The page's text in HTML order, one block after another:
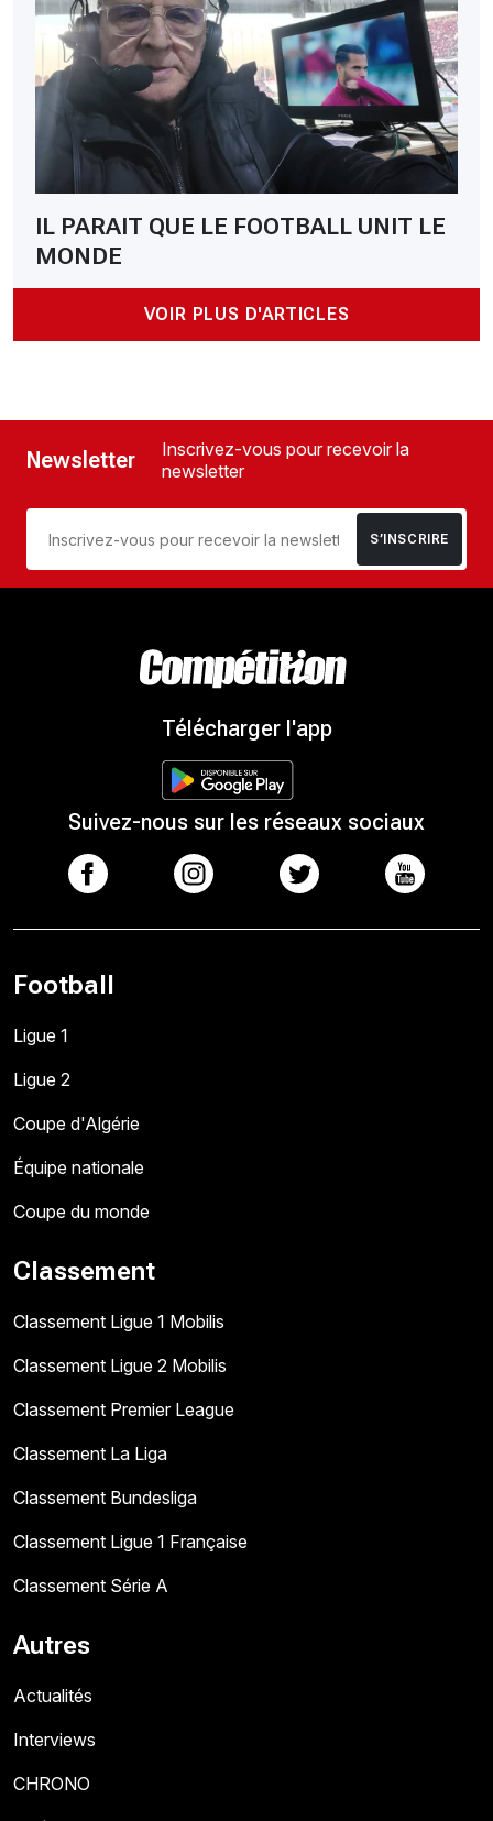
IL PARAIT QUE LE FOOTBALL UNIT LE
MONDE
VOIR PLUS D'ARTICLES
Newsletter
Inscrivez-vous pour recevoir la
newsletter
S’INSCRIRE
Télécharger l'app
Suivez-nous sur les réseaux sociaux
Football
Ligue 1
Ligue 2
Coupe d'Algérie
Équipe nationale
Coupe du monde
Classement
Classement Ligue 1 Mobilis
Classement Ligue 2 Mobilis
Classement Premier League
Classement La Liga
Classement Bundesliga
Classement Ligue 1 Française
Classement Série A
Autres
Actualités
Interviews
CHRONO